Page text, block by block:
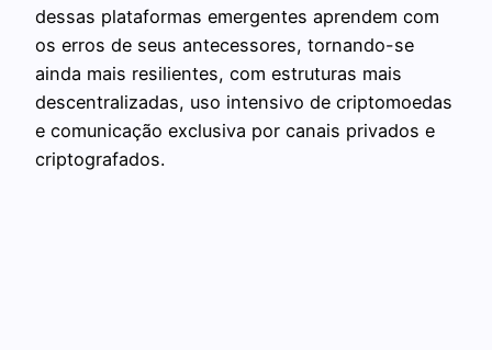
dessas plataformas emergentes aprendem com
os erros de seus antecessores, tornando-se
ainda mais resilientes, com estruturas mais
descentralizadas, uso intensivo de criptomoedas
e comunicação exclusiva por canais privados e
criptografados.